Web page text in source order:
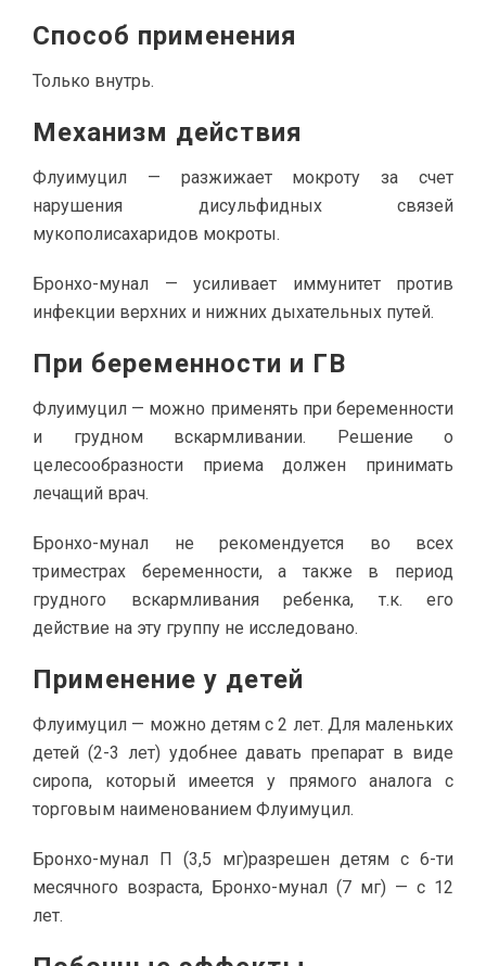
Способ применения
Только внутрь.
Механизм действия
Флуимуцил — разжижает мокроту за счет
нарушения дисульфидных связей
мукополисахаридов мокроты.
Бронхо-мунал — усиливает иммунитет против
инфекции верхних и нижних дыхательных путей.
При беременности и ГВ
Флуимуцил — можно применять при беременности
и грудном вскармливании. Решение о
целесообразности приема должен принимать
лечащий врач.
Бронхо-мунал не рекомендуется во всех
триместрах беременности, а также в период
грудного вскармливания ребенка, т.к. его
действие на эту группу не исследовано.
Применение у детей
Флуимуцил — можно детям с 2 лет. Для маленьких
детей (2-3 лет) удобнее давать препарат в виде
сиропа, который имеется у прямого аналога с
торговым наименованием Флуимуцил.
Бронхо-мунал П (3,5 мг)разрешен детям с 6-ти
месячного возраста, Бронхо-мунал (7 мг) — с 12
лет.